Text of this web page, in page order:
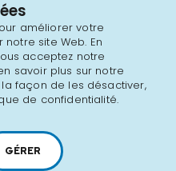
améliorer votre
site Web. En
acceptez notre
savoir plus sur notre
façon de les désactiver,
de confidentialité.
GÉRER